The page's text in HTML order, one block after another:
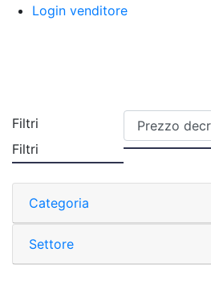
Login venditore
Filtri
Filtri
Categoria
Settore